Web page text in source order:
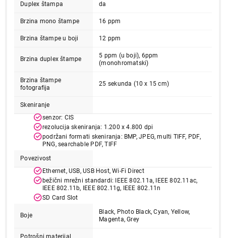
Duplex štampa da
Brzina mono štampe 16 ppm
Brzina štampe u boji 12 ppm
Brzina duplex štampe
5 ppm (u boji), 6ppm
(monohromatski)
Brzina štampe
fotografija
25 sekunda (10 x 15 cm)
Skeniranje
senzor: CIS
rezolucija skeniranja: 1.200 x 4.800 dpi
podržani formati skeniranja: BMP, JPEG, multi TIFF, PDF,
PNG, searchable PDF, TIFF
Povezivost
Ethernet, USB, USB Host, Wi-Fi Direct
bežični mrežni standardi: IEEE 802.11a, IEEE 802.11ac,
IEEE 802.11b, IEEE 802.11g, IEEE 802.11n
SD Card Slot
Boje
Black, Photo Black, Cyan, Yellow,
Magenta, Grey
65.999,00
ŠTAMPAČI
EPSON L8160 EcoTank A4 ITS Photo
Proizvod je dodat u korpu.
Ukupno u korpi:0,00
Nastavi kupovinu